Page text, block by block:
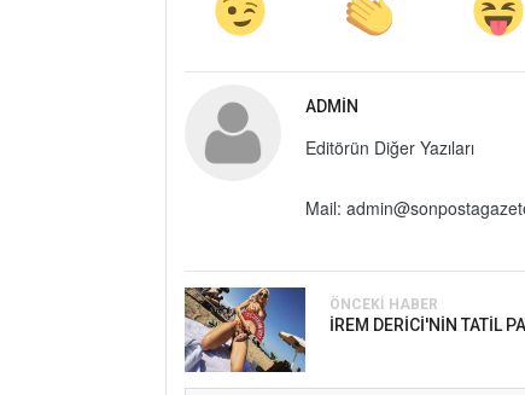
ADMIN
Editörün Diğer Yazıları
Mail:
ÖNCEKI HABER
İREM DERİCİ'NİN TATİL